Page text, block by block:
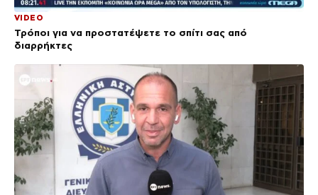
VIDEO
Τρόποι για να προστατέψετε το σπίτι σας από
διαρρήκτες